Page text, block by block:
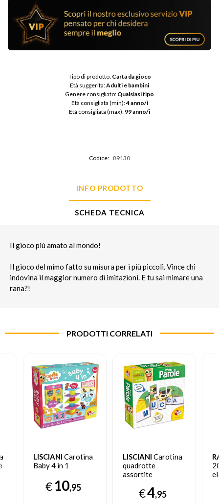
Tipo di prodotto: Carta da gioco
Età suggerita: Adulti e bambini
Genere consigliato: Qualsiasi tipo
Età consigliata (min): 4 anno/i
Età consigliata (max): 99 anno/i
Codice: 89130
INFO PRODOTTO
SCHEDA TECNICA
Il gioco più amato al mondo!
Il gioco del mimo fatto su misura per i più piccoli. Vince chi
indovina il maggior numero di imitazioni. E tu sai mimare una
rana?!
PRODOTTI CORRELATI
LISCIANI Carotina
Baby 4 in 1
€10,95
LISCIANI Carotina
quadrotte
assortite
€4,95